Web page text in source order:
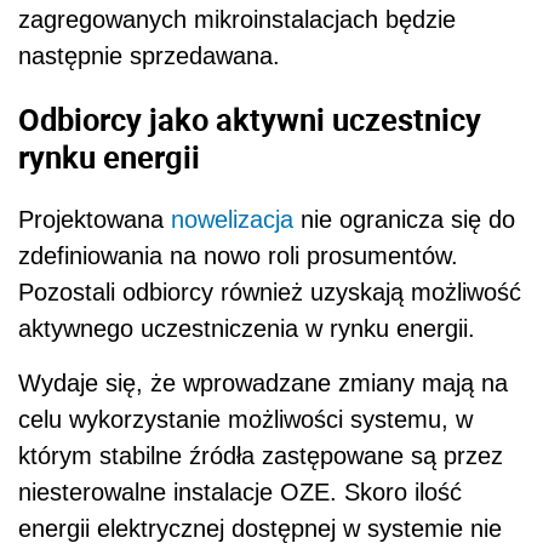
zagregowanych mikroinstalacjach będzie
następnie sprzedawana.
Odbiorcy jako aktywni uczestnicy
rynku energii
Projektowana nowelizacja nie ogranicza się do
zdefiniowania na nowo roli prosumentów.
Pozostali odbiorcy również uzyskają możliwość
aktywnego uczestniczenia w rynku energii.
Wydaje się, że wprowadzane zmiany mają na
celu wykorzystanie możliwości systemu, w
którym stabilne źródła zastępowane są przez
niesterowalne instalacje OZE. Skoro ilość
energii elektrycznej dostępnej w systemie nie